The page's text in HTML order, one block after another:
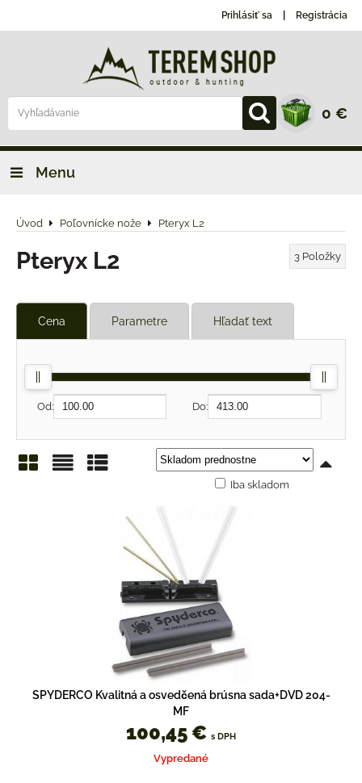
Prihlásiť sa Registrácia
0 €
Menu
Úvod Poľovnícke nože Pteryx L2
Pteryx L2 3 Položky
Cena Parametre Hľadať text
Od: Do:
Iba skladom
SPYDERCO Kvalitná a osvedčená brúsna sada+DVD 204-
MF
100,45 € s DPH
Vypredané